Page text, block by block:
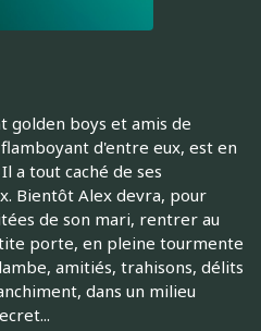
golden boys et amis de
d'entre eux, est en
a tout caché de ses
Bientôt Alex devra, pour
de son mari, rentrer au
porte, en pleine tourmente
amitiés, trahisons, délits
dans un milieu